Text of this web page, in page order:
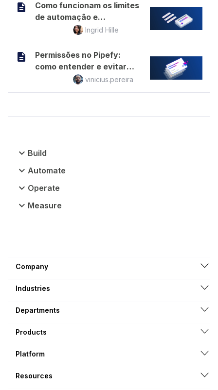
Como funcionam os limites
de automação e
permissões de usuários no
Pipefy?
Ingrid Hille
Permissões no Pipefy:
como entender e evitar
erros comunsvinicius.pereira
Build
Automate
Operate
Measure
Company
Industries
Departments
Products
Platform
Resources